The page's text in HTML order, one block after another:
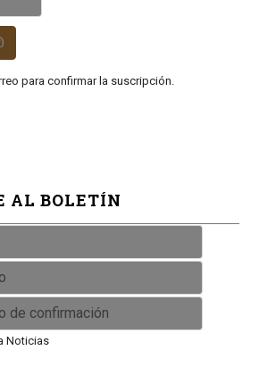
para confirmar la suscripción.
AL BOLETÍN
Noticias